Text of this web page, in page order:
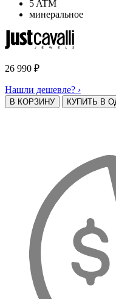
5 ATM
минеральное
26 990 ₽
Нашли дешевле? ›
В КОРЗИНУ КУПИТЬ В